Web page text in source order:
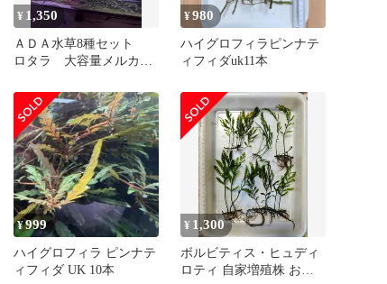
¥ 1,350
ＡＤＡ水草8種セット
ロタラ 大容量メルカリ
¥980
ハイグロフィラピンナテ
ィフィダuk11本
¥999
ハイグロフィラ ピンナテ
ィフィダ UK 10本
¥ 1,300
ボルビティス・ヒュディ
ロティ 自家増殖株 おま